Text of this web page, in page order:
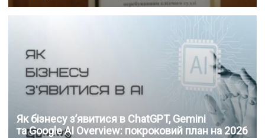
Як бізнесу з’явитися в ChatGPT, Gemini
та Google AI Overview: покроковий план на 2026